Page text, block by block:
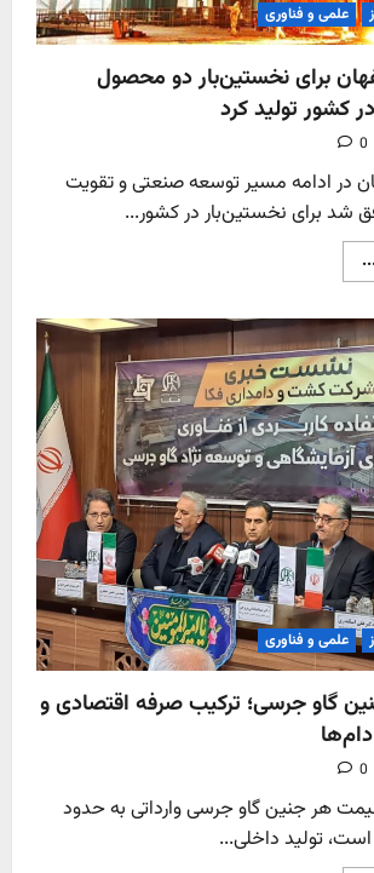
علمی و فناوری
برای نخستین‌بار دو محصول
کشور تولید کرد
0
در ادامه مسیر توسعه صنعتی و تقویت
شد برای نخستین‌بار در کشور...
more
اصفهان
برای
نخستین‌بار
دو
محصول
استراتژیک
را
در
کشور
تولید
کرد
علمی و فناوری
گاو جرسی؛ ترکیب صرفه اقتصادی و
0
هر جنین گاو جرسی وارداتی به حدود